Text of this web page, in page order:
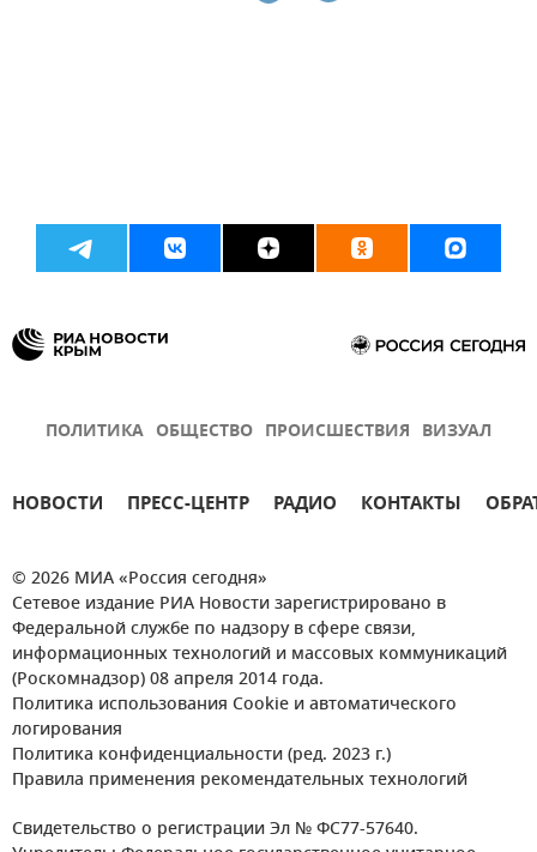
ПОЛИТИКА ОБЩЕСТВО ПРОИСШЕСТВИЯ ВИЗУАЛ
НОВОСТИ ПРЕСС-ЦЕНТР РАДИО КОНТАКТЫ
© 2026 МИА «Россия сегодня»
Сетевое издание РИА Новости зарегистрировано в
Федеральной службе по надзору в сфере связи,
информационных технологий и массовых коммуникаций
(Роскомнадзор) 08 апреля 2014 года.
Политика использования Cookie и автоматического
логирования
Политика конфиденциальности (ред. 2023 г.)
Правила применения рекомендательных технологий
Свидетельство о регистрации Эл № ФС77-57640.